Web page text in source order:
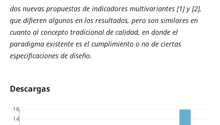
dos nuevas propuestas de indicadores multivariantes [1] y [2],
que difieren algunos en los resultados, pero son similares en
cuanto al concepto tradicional de calidad, en donde el
paradigma existente es el cumplimiento o no de ciertas
especificaciones de diseño.
Descargas